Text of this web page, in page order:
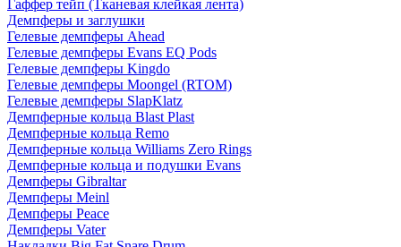
Гаффер тейп (Тканевая клейкая лента)
Демпферы и заглушки
Гелевые демпферы Ahead
Гелевые демпферы Evans EQ Pods
Гелевые демпферы Kingdo
Гелевые демпферы Moongel (RTOM)
Гелевые демпферы SlapKlatz
Демпферные кольца Blast Plast
Демпферные кольца Remo
Демпферные кольца Williams Zero Rings
Демпферные кольца и подушки Evans
Демпферы Gibraltar
Демпферы Meinl
Демпферы Peace
Демпферы Vater